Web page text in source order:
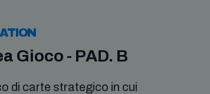
Gioco - PAD. B
di carte strategico in cui